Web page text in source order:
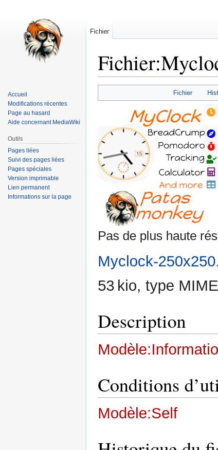
Fichier:
à
à
Fichier
Pas de plus haute
Myclock-
53 kio, type
Description
Conditions
Modèle:Self
Fichier
Accueil
Modifications récentes
Page au hasard
Aide concernant MediaWiki
Outils
Pages liées
Suivi des pages liées
Pages spéciales
Version imprimable
Lien permanent
Informations sur la page